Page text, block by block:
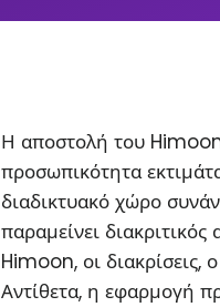
Η αποστολή του Himoon
προσωπικότητα
διαδικτυακό χώρο
παραμείνει
Himoon, οι διακρίσεις,
Αντίθετα, η εφαρμογή